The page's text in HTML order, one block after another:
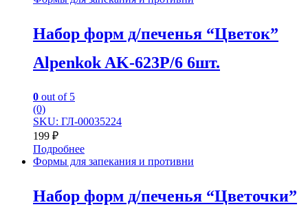
Набор форм д/печенья “Цветок”
Alpenkok AK-623P/6 6шт.
0 out of 5
(0)
SKU: ГЛ-00035224
199 ₽
Подробнее
Формы для запекания и противни
Набор форм д/печенья “Цветочки”